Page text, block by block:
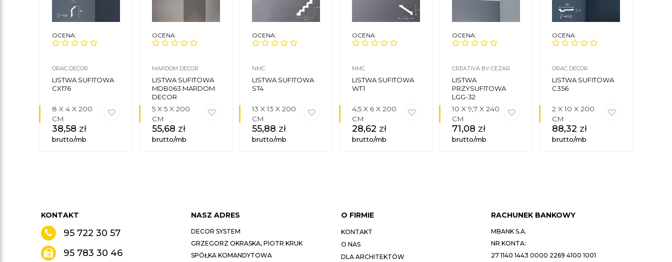
OCENA:
ORAC DECOR
LISTWA SUFITOWA
CX176
8 X 4 X 200
CM
38,58 zł
brutto/mb
OCENA:
MARDOM DECOR
LISTWA SUFITOWA
MDB063 MARDOM
DECOR
5 X 5 X 200
CM
55,68 zł
brutto/mb
OCENA:
NMC
LISTWA SUFITOWA
ST4
13 X 13 X 200
CM
55,88 zł
brutto/mb
OCENA:
NMC
LISTWA SUFITOWA
WT1
4,5 X 6 X 200
CM
28,62 zł
brutto/mb
OCENA:
CREATIVA BY CEZAR
LISTWA
PRZYSUFITOWA
LGG-32
10 X 9,7 X 240
CM
71,08 zł
brutto/mb
OCENA:
ORAC DECOR
LISTWA SUFITOWA
C356
2 X 10 X 200
CM
88,32 zł
brutto/mb
KONTAKT
95 722 30 57
95 783 30 46
NASZ ADRES
DECOR SYSTEM
GRZEGORZ OKRASKA, PIOTR KRUK
SPÓŁKA KOMANDYTOWA
O FIRMIE
KONTAKT
O NAS
DLA ARCHITEKTÓW
RACHUNEK BANKOWY
MBANK S.A.
NR KONTA:
27 1140 1443 0000 2269 4100 1001